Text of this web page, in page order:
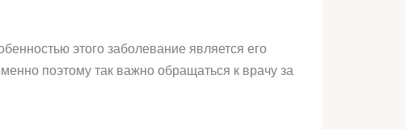
этого заболевание является его
поэтому так важно обращаться к врачу за